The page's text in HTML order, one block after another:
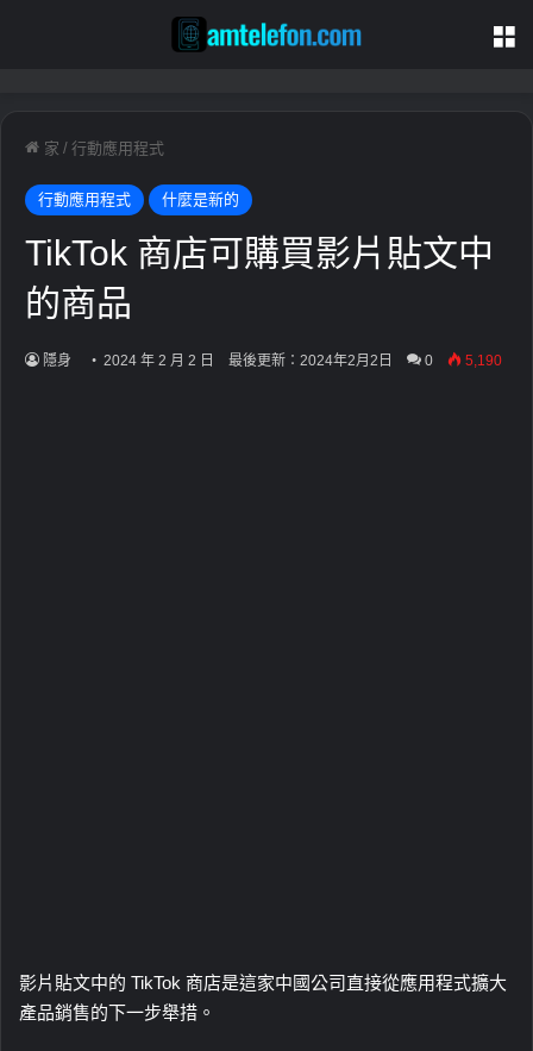
家 / 行動應用程式
行動應用程式 什麼是新的
TikTok 商店可購買影片貼文中
的商品
隱身 2024 年 2 月 2 日 最後更新：2024年2月2日 0 5,190
影片貼文中的 TikTok 商店是這家中國公司直接從應用程式擴大
產品銷售的下一步舉措。